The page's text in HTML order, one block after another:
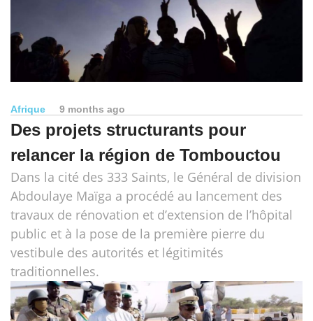
Afrique 9 months ago
Des projets structurants pour
relancer la région de Tombouctou
Dans la cité des 333 Saints, le Général de division
Abdoulaye Maïga a procédé au lancement des
travaux de rénovation et d’extension de l’hôpital
public et à la pose de la première pierre du
vestibule des autorités et légitimités
traditionnelles.